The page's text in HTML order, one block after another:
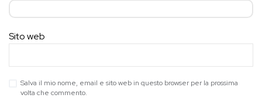
Sito web
Salva il mio nome, email e sito web in questo browser per la prossima
volta che commento.